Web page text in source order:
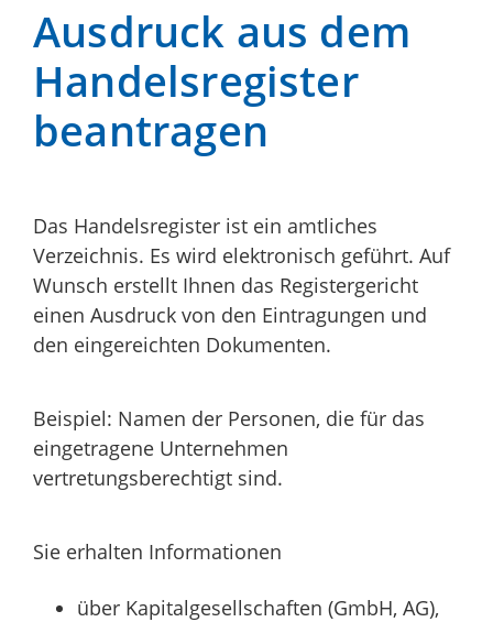
Ausdruck aus dem
Handelsregister
beantragen
Das Handelsregister ist ein amtliches
Verzeichnis. Es wird elektronisch geführt. Auf
Wunsch erstellt Ihnen das Registergericht
einen Ausdruck von den Eintragungen und
den eingereichten Dokumenten.
Beispiel: Namen der Personen, die für das
eingetragene Unternehmen
vertretungsberechtigt sind.
Sie erhalten Informationen
über Kapitalgesellschaften (GmbH, AG),